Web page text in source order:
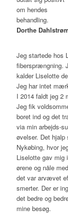
Dorthe
Jeg startede hos
fibersprængning.
kalder Liselotte
Jeg har intet
I 2014 faldt jeg 2
Jeg fik
boret ind og det
via min arbejds-
øvelser. Det
Nykøbing, hvor
Liselotte gav mig
ørene og nåle
det var arvævet
smerter. Der er
det bedre og
mine besøg.